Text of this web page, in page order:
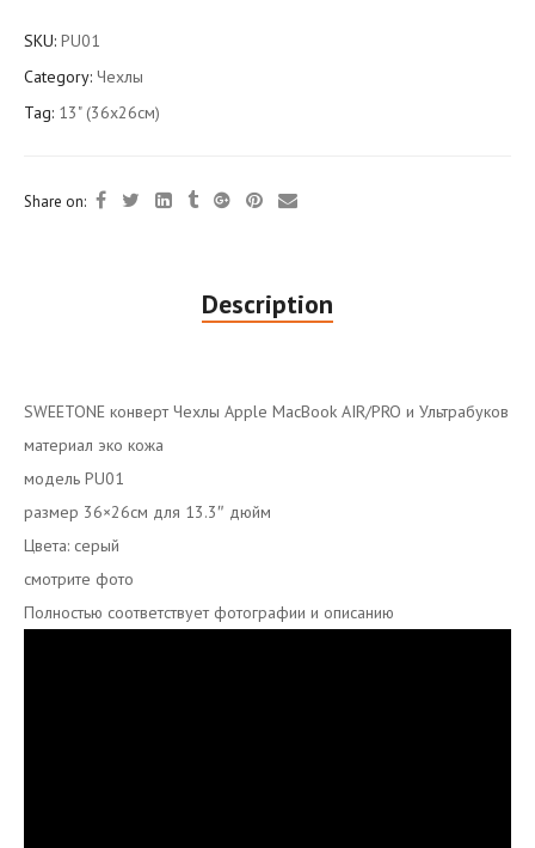
SKU: PU01
Category: Чехлы
Tag: 13" (36x26см)
Share on:
Description
SWEETONE конверт Чехлы Apple MacBook AIR/PRO и Ультрабуков
материал эко кожа
модель PU01
размер 36×26см для 13.3″ дюйм
Цвета: серый
смотрите фото
Полностью соответствует фотографии и описанию